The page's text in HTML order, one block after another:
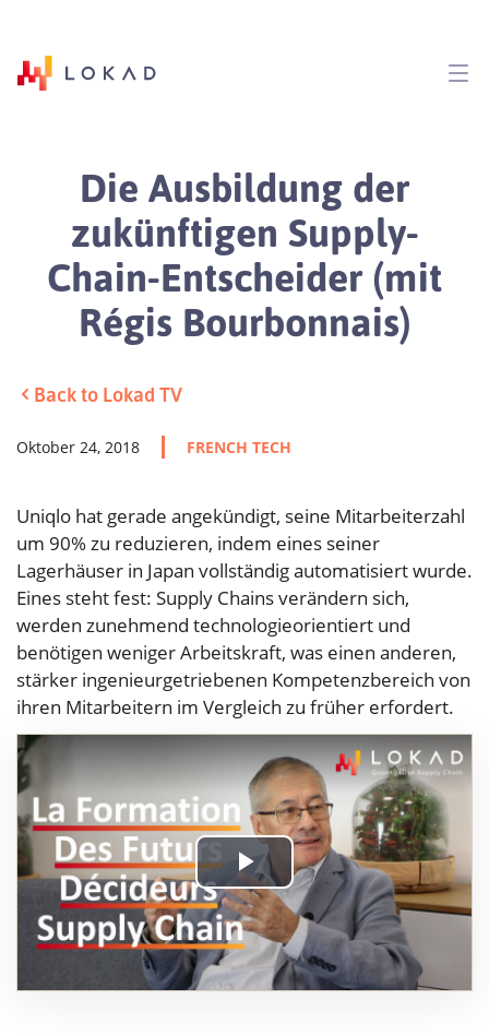
Die Ausbildung der
zukünftigen Supply-
Chain-Entscheider (mit
Régis Bourbonnais)
Back to Lokad TV
Oktober 24, 2018 FRENCH TECH
Uniqlo hat gerade angekündigt, seine Mitarbeiterzahl
um 90% zu reduzieren, indem eines seiner
Lagerhäuser in Japan vollständig automatisiert wurde.
Eines steht fest: Supply Chains verändern sich,
werden zunehmend technologieorientiert und
benötigen weniger Arbeitskraft, was einen anderen,
stärker ingenieurgetriebenen Kompetenzbereich von
ihren Mitarbeitern im Vergleich zu früher erfordert.
Play
Video